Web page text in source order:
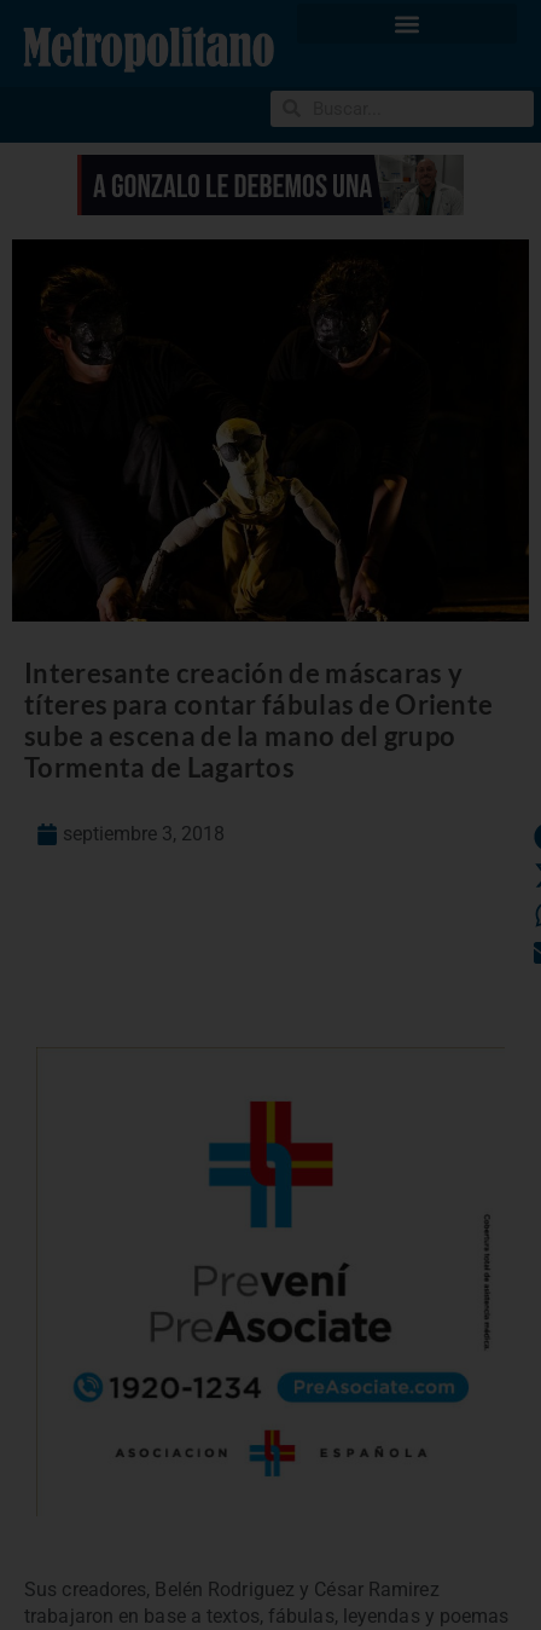
Interesante creación de máscaras y
títeres para contar fábulas de Oriente
sube a escena de la mano del grupo
Tormenta de Lagartos
septiembre 3, 2018
Sus creadores, Belén Rodriguez y César Ramirez
trabajaron en base a textos, fábulas, leyendas y poemas